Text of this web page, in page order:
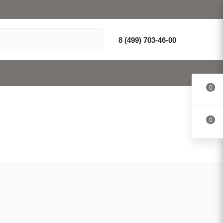
8 (499) 703-46-00
0
0